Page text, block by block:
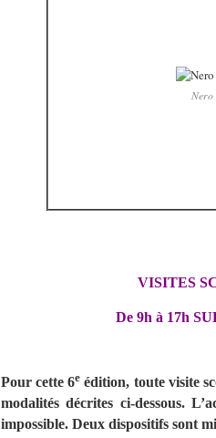
Nero
VISITES
De 9h à 17h
Pour cette 6e édition, toute visite
modalités décrites ci-dessous.
impossible. Deux dispositifs sont